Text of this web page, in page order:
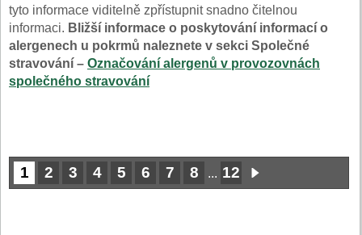
tyto informace viditelně zpřístupnit snadno čitelnou
informaci. Bližší informace o poskytování informací o
alergenech u pokrmů naleznete v sekci Společné
stravování – Označování alergenů v provozovnách
společného stravování
1 2 3 4 5 6 7 8 ... 12